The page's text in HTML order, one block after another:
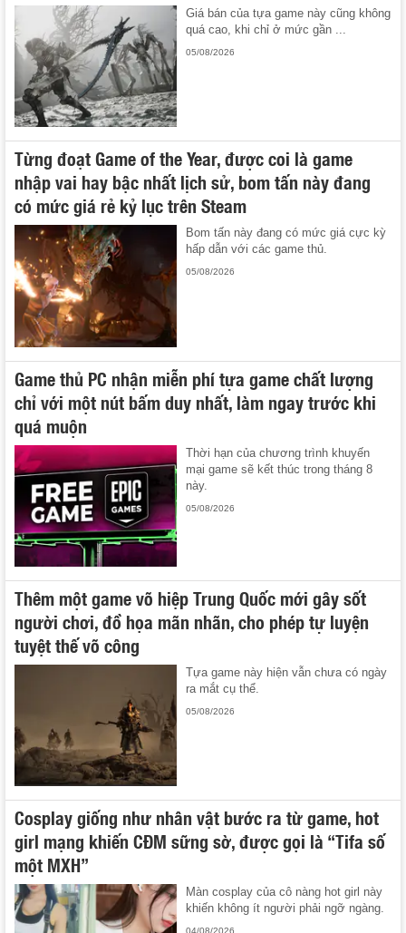
Giá bán của tựa game này cũng không
quá cao, khi chỉ ở mức gần ...
05/08/2026
Từng đoạt Game of the Year, được coi là game
nhập vai hay bậc nhất lịch sử, bom tấn này đang
có mức giá rẻ kỷ lục trên Steam
Bom tấn này đang có mức giá cực kỳ
hấp dẫn với các game thủ.
05/08/2026
Game thủ PC nhận miễn phí tựa game chất lượng
chỉ với một nút bấm duy nhất, làm ngay trước khi
quá muộn
Thời hạn của chương trình khuyến
mại game sẽ kết thúc trong tháng 8
này.
05/08/2026
Thêm một game võ hiệp Trung Quốc mới gây sốt
người chơi, đồ họa mãn nhãn, cho phép tự luyện
tuyệt thế võ công
Tựa game này hiện vẫn chưa có ngày
ra mắt cụ thể.
05/08/2026
Cosplay giống như nhân vật bước ra từ game, hot
girl mạng khiến CĐM sững sờ, được gọi là “Tifa số
một MXH”
Màn cosplay của cô nàng hot girl này
khiến không ít người phải ngỡ ngàng.